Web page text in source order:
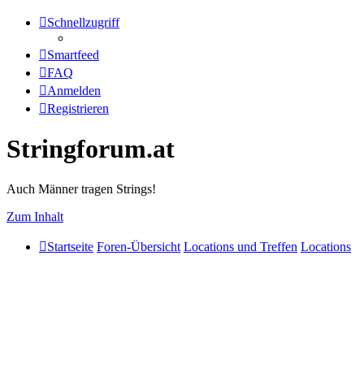
Schnellzugriff
Smartfeed
FAQ
Anmelden
Registrieren
Stringforum.at
Auch Männer tragen Strings!
Zum Inhalt
Startseite Foren-Übersicht Locations und Treffen Locations